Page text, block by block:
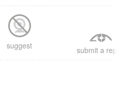
suggest submit a